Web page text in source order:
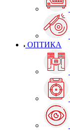
ОПТИКА